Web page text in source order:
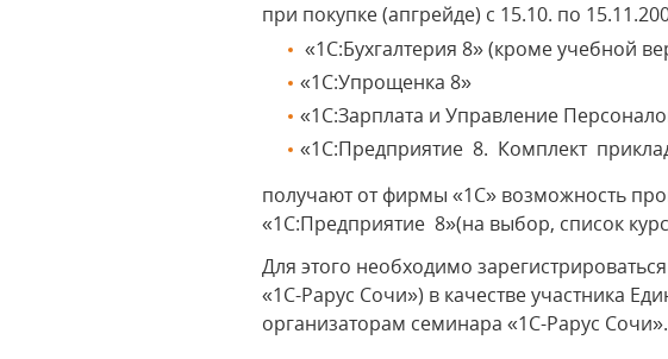
при покупке (апгрейде) с 15.10. по
«1С:Бухгалтерия 8» (кроме учебной
«1С:Упрощенка 8»
«1С:Зарплата и Управление
«1С:Предприятие 8. Комплект
получают от фирмы «1С» возможность
«1С:Предприятие 8»(на выбор, список
Для этого необходимо
«1С-Рарус Сочи») в качестве участника
организаторам семинара «1С-Рарус Сочи».